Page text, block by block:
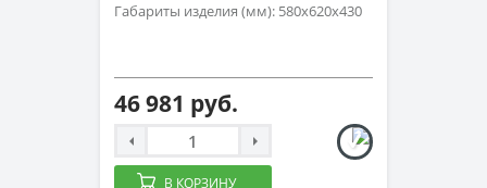
Габариты изделия (мм): 580х620х430
46 981 руб.
В КОРЗИНУ